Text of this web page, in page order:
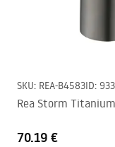
SKU: REA-B4583ID:
Rea Storm
70.19 €